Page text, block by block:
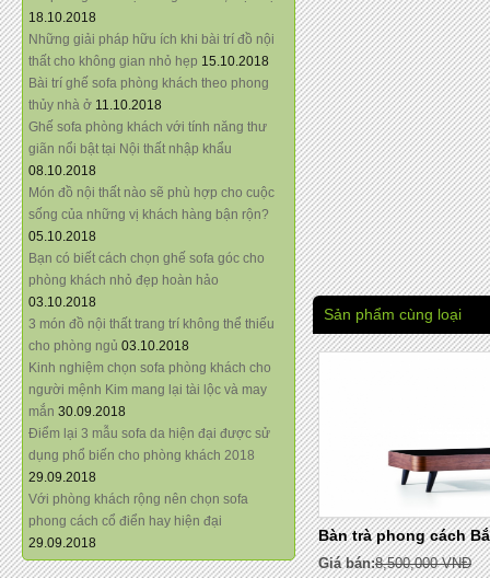
18.10.2018
Những giải pháp hữu ích khi bài trí đồ nội
thất cho không gian nhỏ hẹp 15.10.2018
Bài trí ghế sofa phòng khách theo phong
thủy nhà ở 11.10.2018
Ghế sofa phòng khách với tính năng thư
giãn nổi bật tại Nội thất nhập khẩu
08.10.2018
Món đồ nội thất nào sẽ phù hợp cho cuộc
sống của những vị khách hàng bận rộn?
05.10.2018
Bạn có biết cách chọn ghế sofa góc cho
phòng khách nhỏ đẹp hoàn hảo
03.10.2018
3 món đồ nội thất trang trí không thể thiếu
cho phòng ngủ 03.10.2018
Kinh nghiệm chọn sofa phòng khách cho
người mệnh Kim mang lại tài lộc và may
mắn 30.09.2018
Điểm lại 3 mẫu sofa da hiện đại được sử
dụng phổ biến cho phòng khách 2018
29.09.2018
Với phòng khách rộng nên chọn sofa
phong cách cổ điển hay hiện đại
29.09.2018
Sản phẩm cùng loại
Bàn trà phong cách
Giá bán:8,500,000 VNĐ